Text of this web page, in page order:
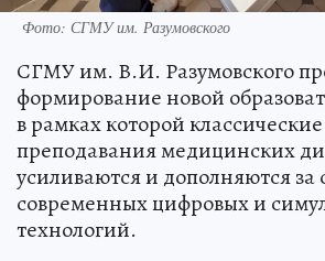
Фото: СГМУ им. Разумовского
СГМУ им. В.И. Разумовского
формирование новой
в рамках которой
преподавания медицинских
усиливаются и дополняются за
современных цифровых и
технологий.